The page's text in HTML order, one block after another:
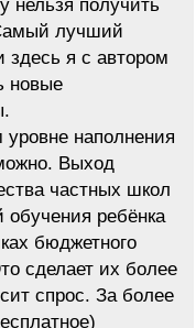
нельзя получить
лучший
я с автором
новые
наполнения
Выход
частных школ
обучения ребёнка
бюджетного
сделает их более
спрос. За более